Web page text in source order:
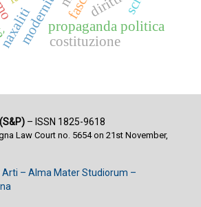
propaganda politica
costituzione
– ISSN 1825-9618
Law Court no. 5654 on 21st November,
Arti – Alma Mater Studiorum –